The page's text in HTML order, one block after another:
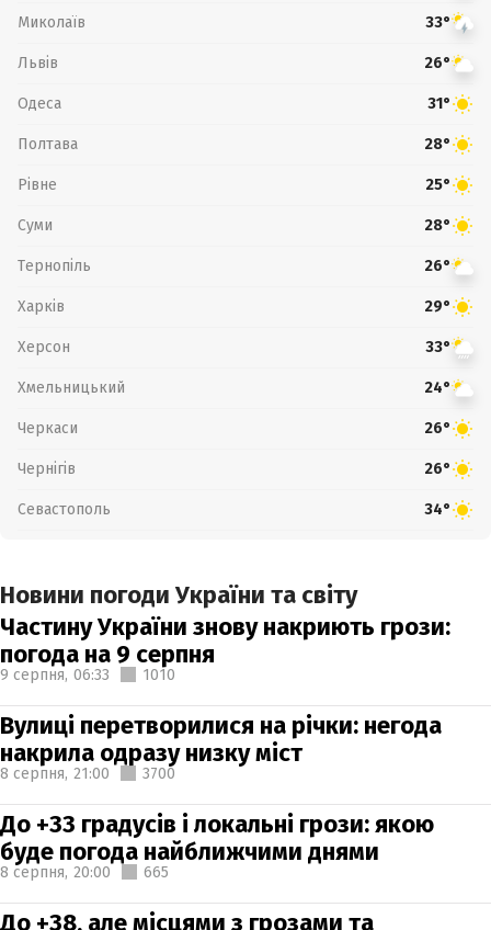
Миколаїв 33°
Львів 26°
Одеса 31°
Полтава 28°
Рівне 25°
Суми 28°
Тернопіль 26°
Харків 29°
Херсон 33°
Хмельницький 24°
Черкаси 26°
Чернігів 26°
Севастополь 34°
Новини погоди України та світу
Частину України знову накриють грози:
погода на 9 серпня
9 серпня, 06:33 1010
Вулиці перетворилися на річки: негода
накрила одразу низку міст
8 серпня, 21:00 3700
До +33 градусів і локальні грози: якою
буде погода найближчими днями
8 серпня, 20:00 665
До +38, але місцями з грозами та